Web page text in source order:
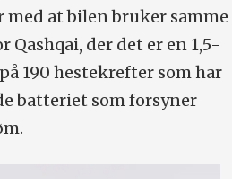
med at bilen bruker samme
der det er en 1,5-
190 hestekrefter som har
batteriet som forsyner